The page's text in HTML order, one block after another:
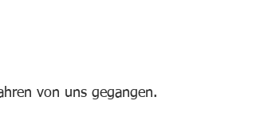
von uns gegangen.